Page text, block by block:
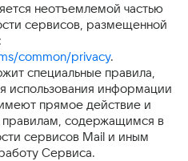
неотъемлемой частью
сервисов, размещенной
common/privacy.
специальные правила,
использования информации
прямое действие и
содержащимся в
сервисов Mail и иным
Сервиса.